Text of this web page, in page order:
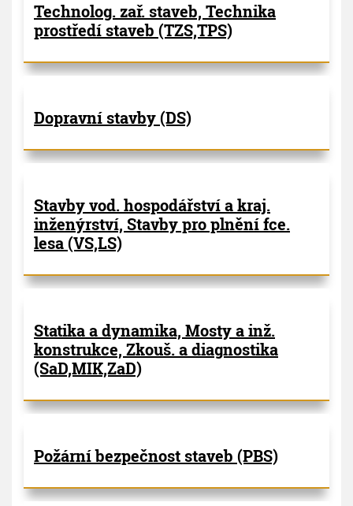
Technolog. zař. staveb, Technika
prostředí staveb (TZS,TPS)
Dopravní stavby (DS)
Stavby vod. hospodářství a kraj.
inženýrství, Stavby pro plnění fce.
lesa (VS,LS)
Statika a dynamika, Mosty a inž.
konstrukce, Zkouš. a diagnostika
(SaD,MIK,ZaD)
Požární bezpečnost staveb (PBS)